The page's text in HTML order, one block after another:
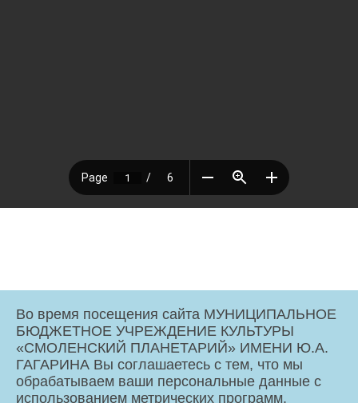
Во время посещения сайта МУНИЦИПАЛЬНОЕ
БЮДЖЕТНОЕ УЧРЕЖДЕНИЕ КУЛЬТУРЫ
«СМОЛЕНСКИЙ ПЛАНЕТАРИЙ» ИМЕНИ Ю.А.
ГАГАРИНА Вы соглашаетесь с тем, что мы
обрабатываем ваши персональные данные с
использованием метрических программ.